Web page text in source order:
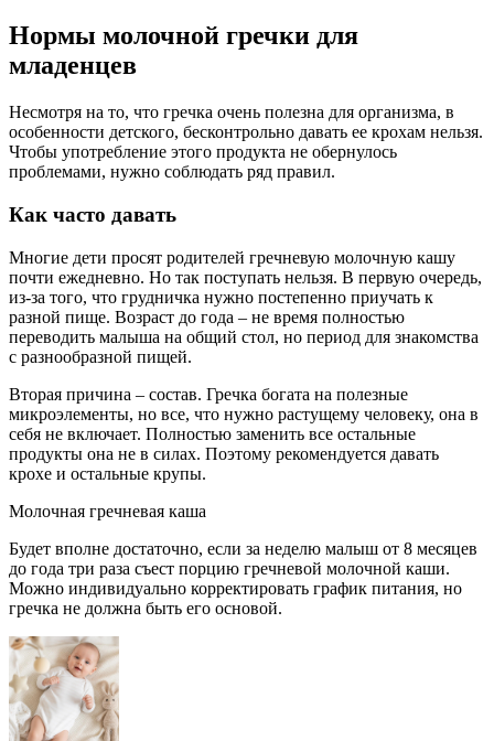
Нормы молочной гречки для
младенцев
Несмотря на то, что гречка очень полезна для организма, в
особенности детского, бесконтрольно давать ее крохам нельзя.
Чтобы употребление этого продукта не обернулось
проблемами, нужно соблюдать ряд правил.
Как часто давать
Многие дети просят родителей гречневую молочную кашу
почти ежедневно. Но так поступать нельзя. В первую очередь,
из-за того, что грудничка нужно постепенно приучать к
разной пище. Возраст до года – не время полностью
переводить малыша на общий стол, но период для знакомства
с разнообразной пищей.
Вторая причина – состав. Гречка богата на полезные
микроэлементы, но все, что нужно растущему человеку, она в
себя не включает. Полностью заменить все остальные
продукты она не в силах. Поэтому рекомендуется давать
крохе и остальные крупы.
Молочная гречневая каша
Будет вполне достаточно, если за неделю малыш от 8 месяцев
до года три раза съест порцию гречневой молочной каши.
Можно индивидуально корректировать график питания, но
гречка не должна быть его основой.